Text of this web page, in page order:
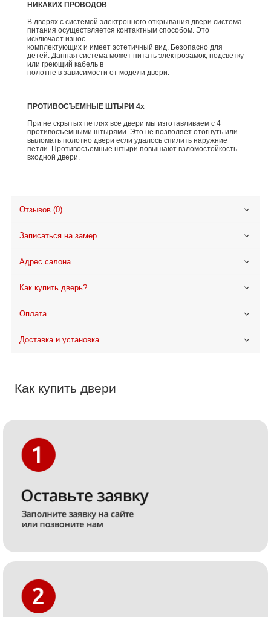
НИКАКИХ ПРОВОДОВ
В дверях с системой электронного открывания двери система
питания осуществляется контактным способом. Это
исключает износ
комплектующих и имеет эстетичный вид. Безопасно для
детей. Данная система может питать электрозамок, подсветку
или греющий кабель в
полотне в зависимости от модели двери.
ПРОТИВОСЪЕМНЫЕ ШТЫРИ 4х
При не скрытых петлях все двери мы изготавливаем с 4
противосъемными штырями. Это не позволяет отогнуть или
выломать полотно двери если удалось спилить наружние
петли. Противосъемные штыри повышают взломостойкость
входной двери.
Отзывов (0)
Записаться на замер
Адрес салона
Как купить дверь?
Оплата
Доставка и установка
Как купить двери